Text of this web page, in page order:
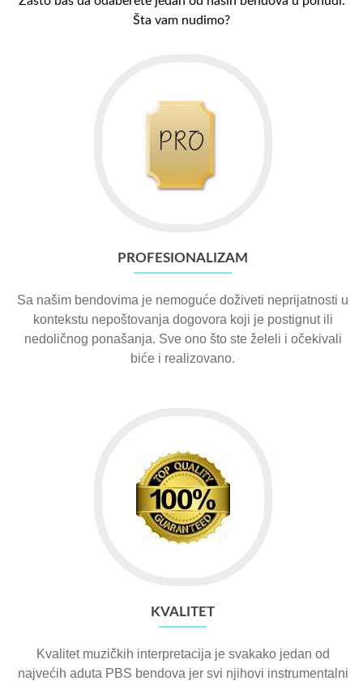
Šta vam nudimo?
PROFESIONALIZAM
Sa našim bendovima je nemoguće doživeti neprijatnosti u
kontekstu nepoštovanja dogovora koji je postignut ili
nedoličnog ponašanja. Sve ono što ste želeli i očekivali
biće i realizovano.
KVALITET
Kvalitet muzičkih interpretacija je svakako jedan od
najvećih aduta PBS bendova jer svi njihovi instrumentalni